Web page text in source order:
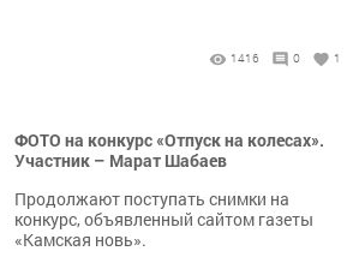
1416 0 1
ФОТО на конкурс «Отпуск на колесах».
Участник – Марат Шабаев
Продолжают поступать снимки на
конкурс, объявленный сайтом газеты
«Камская новь».